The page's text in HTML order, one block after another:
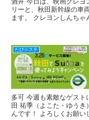
リーと、秋田新幹線の車
ます。 クレヨンしんちゃ
たび☆ステ
多可 今週も素敵なゲス
田 祐季（よこた・ゆうき
んです！ よろしくお願